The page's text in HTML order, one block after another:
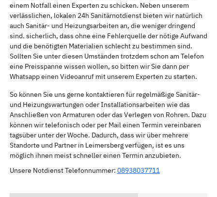
einem Notfall einen Experten zu schicken. Neben unserem
verlässlichen, lokalen 24h Sanitärnotdienst bieten wir natürlich
auch Sanitär- und Heizungsarbeiten an, die weniger dringend
sind. sicherlich, dass ohne eine Fehlerquelle der nötige Aufwand
und die benötigten Materialien schlecht zu bestimmen sind.
Sollten Sie unter diesen Umständen trotzdem schon am Telefon
eine Preisspanne wissen wollen, so bitten wir Sie dann per
Whatsapp einen Videoanruf mit unserem Experten zu starten.
So können Sie uns gerne kontaktieren für regelmäßige Sanitär-
und Heizungswartungen oder Installationsarbeiten wie das
Anschließen von Armaturen oder das Verlegen von Rohren. Dazu
können wir telefonisch oder per Mail einen Termin vereinbaren
tagsüber unter der Woche. Dadurch, dass wir über mehrere
Standorte und Partner in Leimersberg verfügen, ist es uns
möglich ihnen meist schneller einen Termin anzubieten.
Unsere Notdienst Telefonnummer: 08938037711